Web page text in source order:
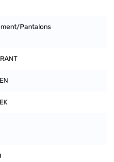
Pantalons